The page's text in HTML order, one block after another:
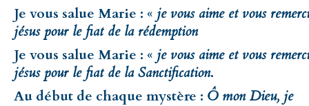
Je vous salue Marie : « je vous aime et vous
jésus pour le fiat de la rédemption
Je vous salue Marie : « je vous aime et vous
jésus pour le fiat de la Sanctification.
Au début de chaque mystère : Ô mon Dieu, je